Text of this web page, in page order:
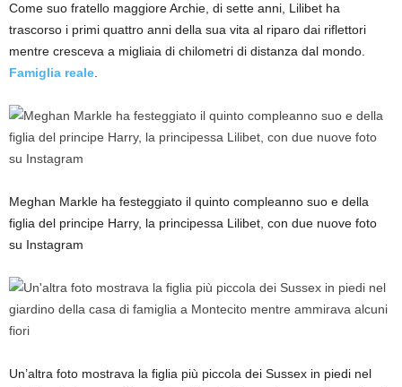
Come suo fratello maggiore Archie, di sette anni, Lilibet ha
trascorso i primi quattro anni della sua vita al riparo dai riflettori
mentre cresceva a migliaia di chilometri di distanza dal mondo.
Famiglia reale.
Meghan Markle ha festeggiato il quinto compleanno suo e della
figlia del principe Harry, la principessa Lilibet, con due nuove foto
su Instagram
Un’altra foto mostrava la figlia più piccola dei Sussex in piedi nel